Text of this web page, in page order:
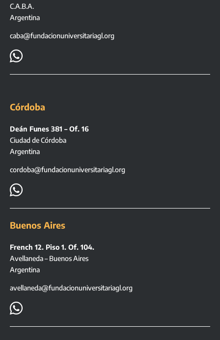
C.A.B.A.
Argentina
caba@fundacionuniversitariagl.org

Córdoba
Deán Funes 381 – Of. 16
Ciudad de Córdoba
Argentina
cordoba@fundacionuniversitariagl.org

Buenos Aires
French 12. Piso 1. Of. 104.
Avellaneda – Buenos Aires
Argentina
avellaneda@fundacionuniversitariagl.org
